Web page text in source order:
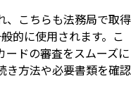
、こちらも法務局で取得
的に使用されます。こ
ードの審査をスムーズに
き方法や必要書類を確認